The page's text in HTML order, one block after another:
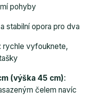
pohyby
stabilní opora pro dva
: rychle vyfouknete,
(výška 45 cm):
čelem navíc